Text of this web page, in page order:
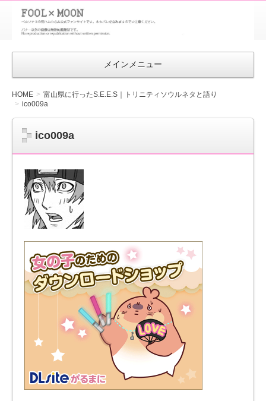
FOOL×MOON
｜ペルソナ
3 荒ハム中
メインメニュー
HOME
富山県に行ったS.E.E.S｜トリニティソウルネタと語り
ico009a
ico009a